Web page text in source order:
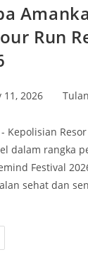
Run
11, 2026
Post
Kepolisian
dalam rangka
Festival
sehat dan